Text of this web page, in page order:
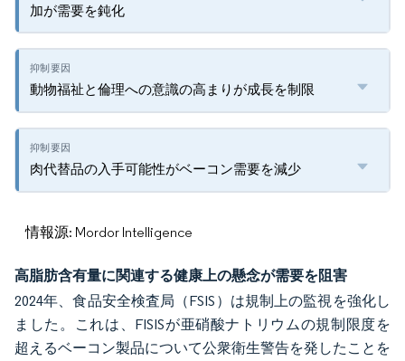
加が需要を鈍化
動物福祉と倫理への意識の高まりが成長を制限
肉代替品の入手可能性がベーコン需要を減少
情報源: Mordor Intelligence
高脂肪含有量に関連する健康上の懸念が需要を阻害
2024年、食品安全検査局（FSIS）は規制上の監視を強化し
ました。これは、FISISが亜硝酸ナトリウムの規制限度を
超えるベーコン製品について公衆衛生警告を発したことを